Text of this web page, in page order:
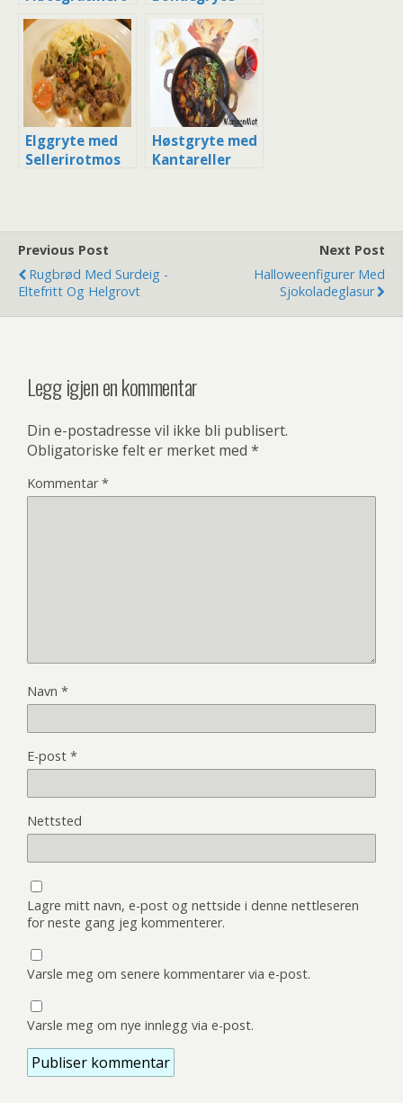
fjellmandel,
Søte
Rotfrukter og
Portvinsaus
Elggryte med
Sellerirotmos
Høstgryte med
Kantareller
Previous Post
Rugbrød Med Surdeig -
Eltefritt Og Helgrovt
Next Post
Halloweenfigurer Med
Sjokoladeglasur
Legg igjen en kommentar
Din e-postadresse vil ikke bli publisert.
Obligatoriske felt er merket med *
Kommentar*
Navn *
E-post *
Nettsted
Lagre mitt navn, e-post og nettside i denne nettleseren
for neste gang jeg kommenterer.
Varsle meg om senere kommentarer via e-post.
Varsle meg om nye innlegg via e-post.